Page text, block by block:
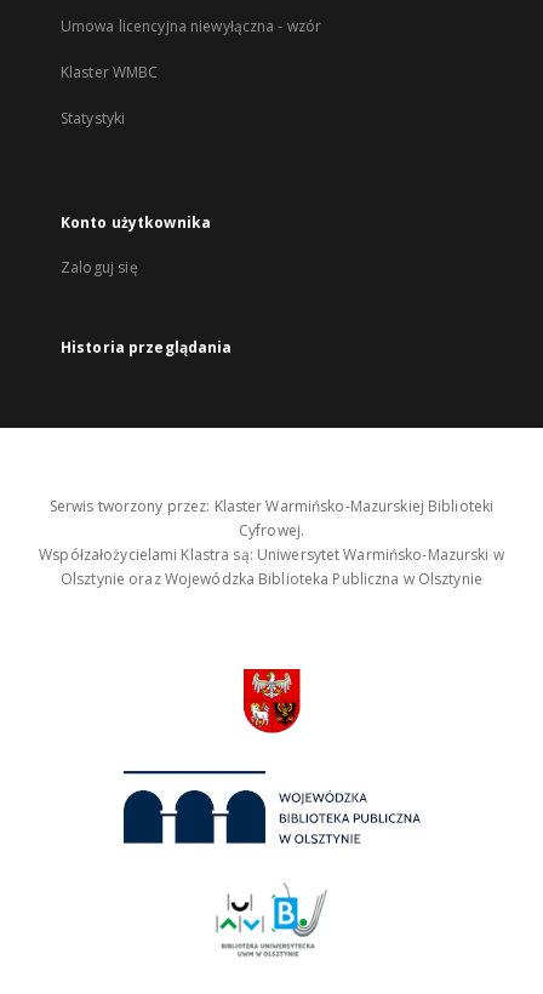
Umowa licencyjna niewyłączna - wzór
Klaster WMBC
Statystyki
Konto użytkownika
Zaloguj się
Historia przeglądania
Serwis tworzony przez: Klaster Warmińsko-Mazurskiej Biblioteki
Cyfrowej.
Współzałożycielami Klastra są: Uniwersytet Warmińsko-Mazurski w
Olsztynie oraz Wojewódzka Biblioteka Publiczna w Olsztynie